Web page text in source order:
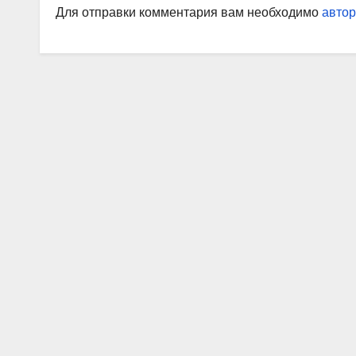
Для отправки комментария вам необходимо